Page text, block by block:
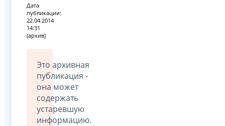
Дата
публикации:
22.04.2014
14:31
(архив)
Это архивная
публикация -
она может
содержать
устаревшую
информацию.